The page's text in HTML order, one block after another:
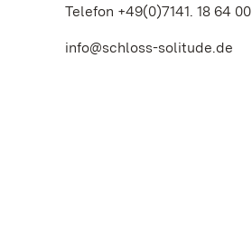
Telefon +49(0)7141. 18 64 00
info@schloss-solitude.de